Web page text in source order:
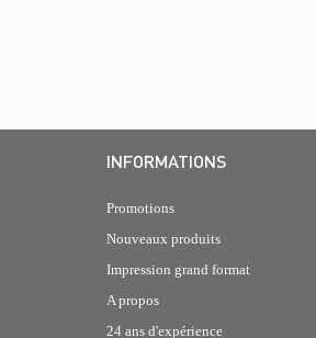
INFORMATIONS
Promotions
Nouveaux produits
Impression grand format
A propos
24 ans d'expérience